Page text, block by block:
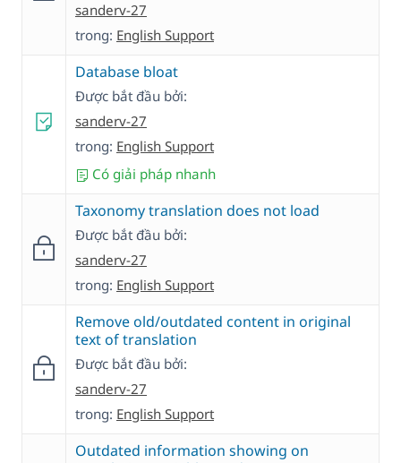
sanderv-27
trong: English Support
Database bloat
Được bắt đầu bởi:
sanderv-27
trong: English Support
Có giải pháp nhanh
Taxonomy translation does not load
Được bắt đầu bởi:
sanderv-27
trong: English Support
Remove old/outdated content in original
text of translation
Được bắt đầu bởi:
sanderv-27
trong: English Support
Outdated information showing on